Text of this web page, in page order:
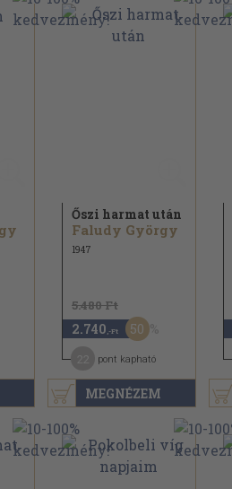
MEGNÉZEM
Őszi harmat után
Faludy György
1947
5.480 Ft
2.740 ,-Ft 50
pont kapható